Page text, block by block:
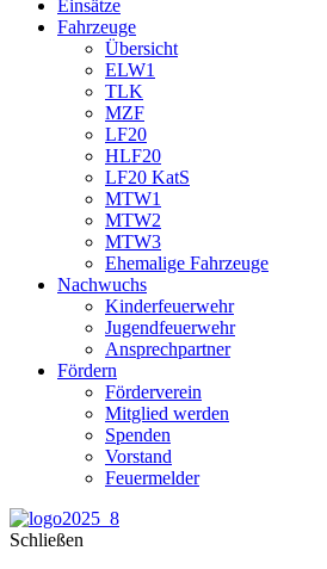
Einsätze
Fahrzeuge
Übersicht
ELW1
TLK
MZF
LF20
HLF20
LF20 KatS
MTW1
MTW2
MTW3
Ehemalige Fahrzeuge
Nachwuchs
Kinderfeuerwehr
Jugendfeuerwehr
Ansprechpartner
Fördern
Förderverein
Mitglied werden
Spenden
Vorstand
Feuermelder
Schließen